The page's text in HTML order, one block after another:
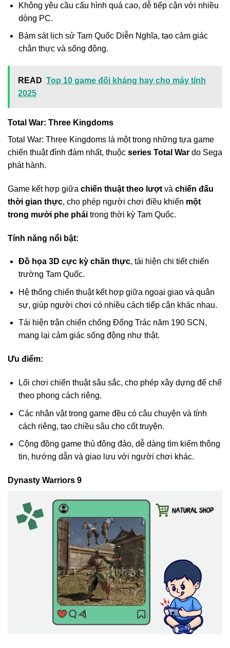
Không yêu cầu cấu hình quá cao, dễ tiếp cận với nhiều
dòng PC.
Bám sát lịch sử Tam Quốc Diễn Nghĩa, tạo cảm giác
chân thực và sống động.
READ Top 10 game đối kháng hay cho máy tính
2025
Total War: Three Kingdoms
Total War: Three Kingdoms là một trong những tựa game
chiến thuật đình đám nhất, thuộc series Total War do Sega
phát hành.
Game kết hợp giữa chiến thuật theo lượt và chiến đấu
thời gian thực, cho phép người chơi điều khiển một
trong mười phe phái trong thời kỳ Tam Quốc.
Tính năng nổi bật:
Đồ họa 3D cực kỳ chân thực, tái hiện chi tiết chiến
trường Tam Quốc.
Hệ thống chiến thuật kết hợp giữa ngoại giao và quân
sự, giúp người chơi có nhiều cách tiếp cận khác nhau.
Tái hiện trận chiến chống Đổng Trác năm 190 SCN,
mang lại cảm giác sống động như thật.
Ưu điểm:
Lối chơi chiến thuật sâu sắc, cho phép xây dựng đế chế
theo phong cách riêng.
Các nhân vật trong game đều có câu chuyện và tính
cách riêng, tạo chiều sâu cho cốt truyện.
Cộng đồng game thủ đông đảo, dễ dàng tìm kiếm thông
tin, hướng dẫn và giao lưu với người chơi khác.
Dynasty Warriors 9